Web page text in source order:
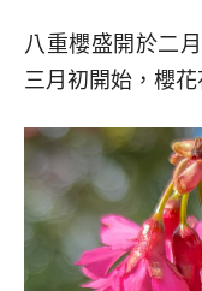
八重櫻盛開於二
三月初開始，櫻